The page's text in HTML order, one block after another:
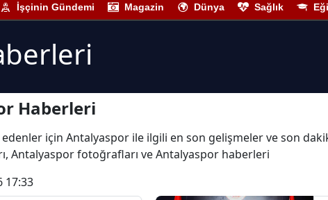
Ağrı
Amasya
Antalya
Artvin
Aydın
Balıkesir
İşçinin Gündemi Magazin Dünya Sağlık
Haberleri
için Antalyaspor ile ilgili en son gelişmeler ve son
Antalyaspor fotoğrafları ve Antalyaspor haberleri
17:33